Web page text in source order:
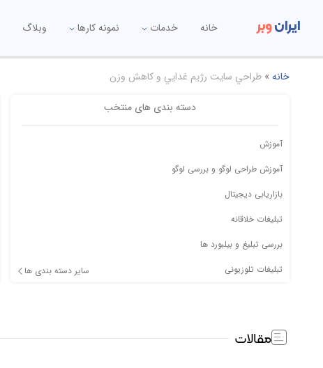
ایرانوبر خانه خدمات نمونه کارها وبلاگ
خانه» طراحي سايت رژيم غدايي و كاهش وزن
دسته بندی های منتخب
آموزش
آموزش طراحی لوگو و بررسی لوگو
بازاریابی دیجیتال
تبلیغات خلاقانه
بررسی تبلیغ و بیلبورد ها
تبلیغات تلوزیونی
سایر دسته بندی ها
مقالات